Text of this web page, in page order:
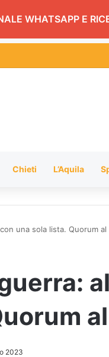
WHATSAPP E
chiusura dei negozi
Chieti L’Aquila
una sola lista. Quorum al
2023